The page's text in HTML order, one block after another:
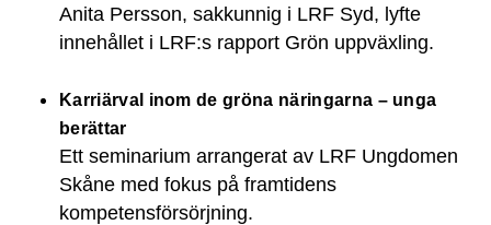
Anita Persson, sakkunnig i LRF Syd, lyfte
innehållet i LRF:s rapport Grön uppväxling.
Karriärval inom de gröna näringarna – unga
berättar
Ett seminarium arrangerat av LRF Ungdomen
Skåne med fokus på framtidens
kompetensförsörjning.